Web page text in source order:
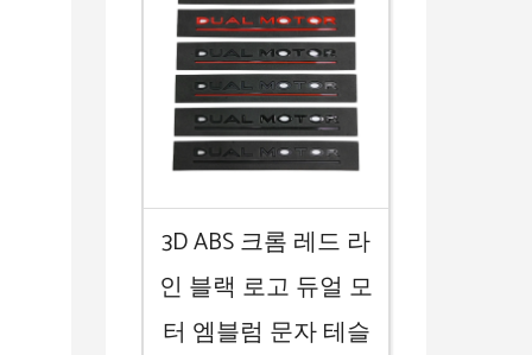
3D ABS 크롬 레드 라
인 블랙 로고 듀얼 모
터 엠블럼 문자 테슬